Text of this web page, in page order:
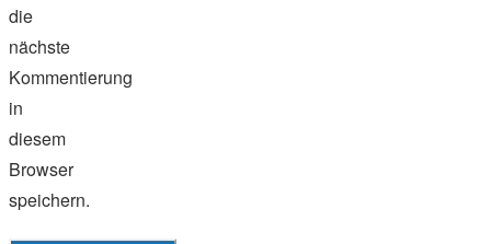
die
nächste
Kommentierung
in
diesem
Browser
speichern.